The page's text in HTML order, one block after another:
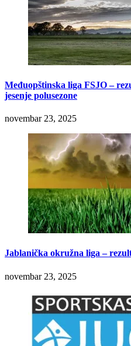
Međuopštinska liga FSJO –
jesenje polusezone
novembar 23, 2025
Jablanička okružna liga –
novembar 23, 2025